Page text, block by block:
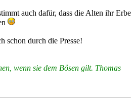
auch dafür, dass die Alten ihr Erbe
schon durch die Presse!
wenn sie dem Bösen gilt. Thomas